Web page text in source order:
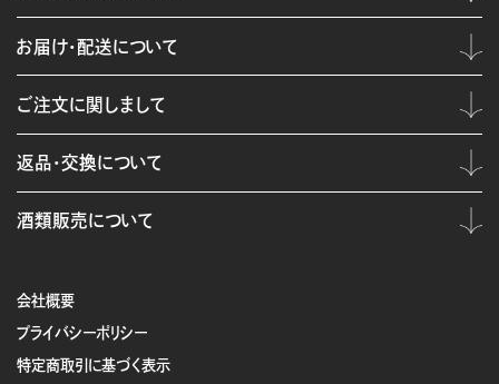
会社概要
プライバシーポリシー
特定商取引に基づく表示
お届け・配送について
ご注文に関しまして
返品・交換について
酒類販売について